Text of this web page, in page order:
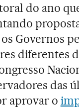
do ano
Governos
diferentes
das
aprovar o